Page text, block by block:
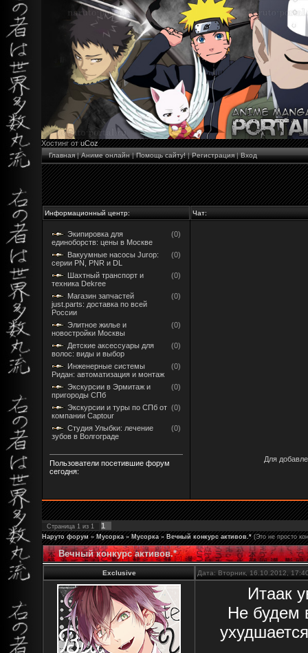
Хостинг отuCoz
Главная|Аниме онлайн|Помощь сайту!|Регистрация|Вход
Информационный центр: Чат:
Экипировка для
единоборств: цены в Москве
(0)
Вакуумные насосы Jurop:
серии PN, PNR и DL
(0)
Шахтный транспорт и
техника Dekree
(0)
Магазин запчастей
just.parts: доставка по всей
России
(0)
Элитное жилье и
новостройки Москвы
(0)
Детские аксессуары для
волос: виды и выбор
(0)
Инженерные системы
Ридан: автоматизация и монтаж
(0)
Экскурсии в Эрмитаж и
пригороды СПб
(0)
Экскурсии и туры по СПб от
компании Captour
(0)
Студия Улыбки: лечение
зубов в Волгограде
(0)
Пользователи посетившие форум
сегодня:
Для
Страница 1 из 1 1
Наруто форум » Мусорка » Мусорка » Вечный конкурс активов.* (Это не просто
Вечный конкурс активов.*
Exclusive Дата: Вторник, 16.10.2012,
Итаак
Не будем